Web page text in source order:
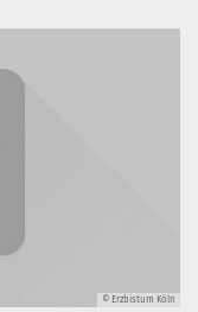
© Erzbistum Köln